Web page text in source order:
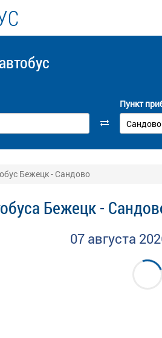
Пункт
Бежецк - Сандово
Бежецк -
07 августа